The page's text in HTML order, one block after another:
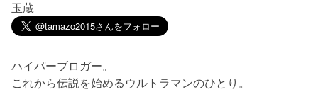
玉蔵
ハイパーブロガー。
これから伝説を始めるウルトラマンのひとり。